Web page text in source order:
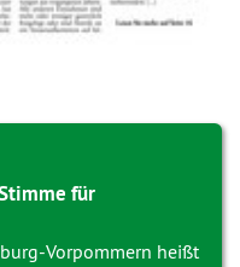
für
Vorpommern heißt